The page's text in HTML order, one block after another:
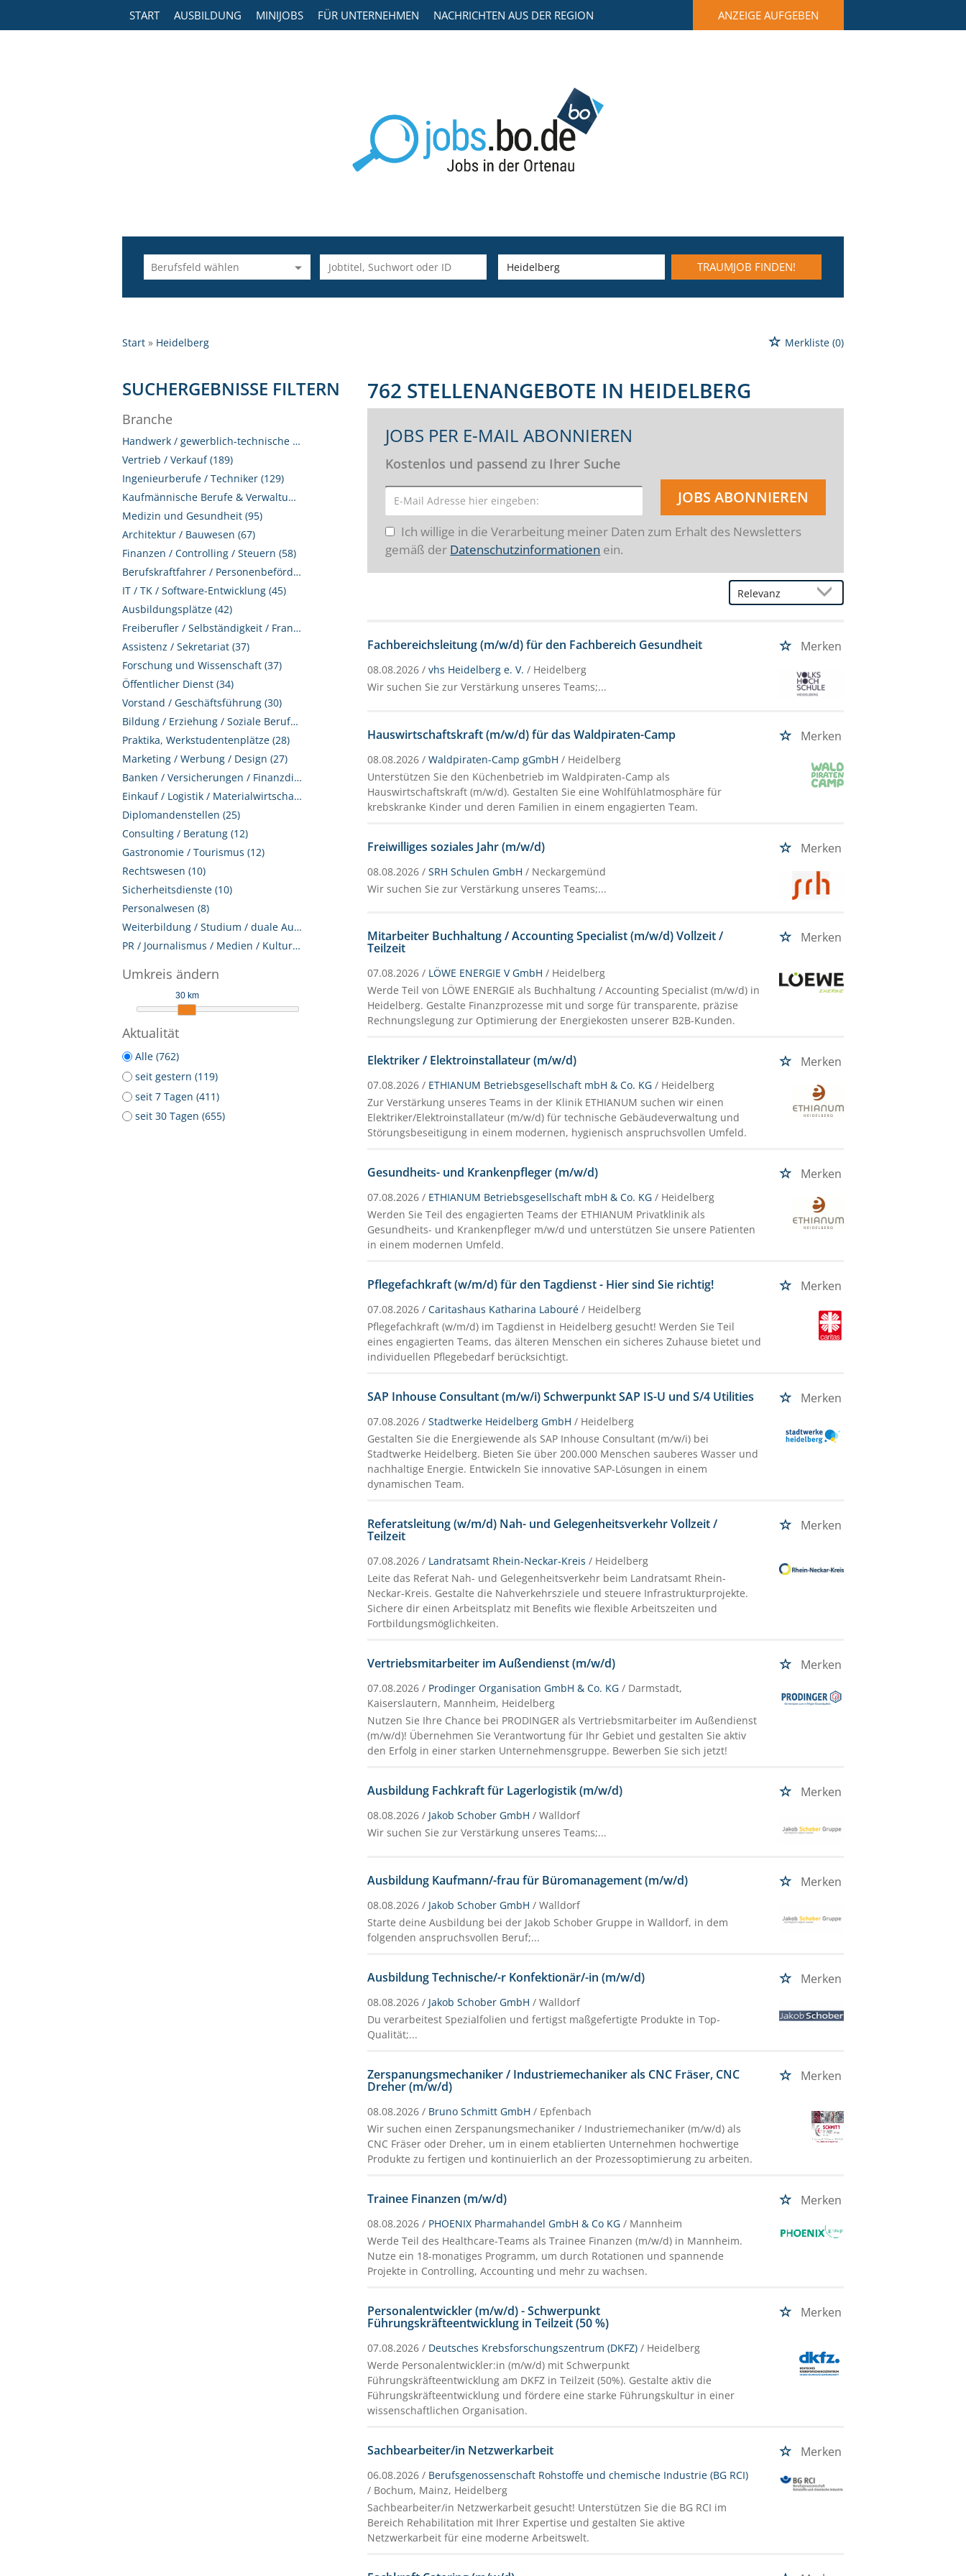
START AUSBILDUNG MINIJOBS FÜR UNTERNEHMEN NACHRICHTEN AUS DER REGION ANZEIGE AUFGEBEN
TRAUMJOB FINDEN!
Start Heidelberg Merkliste (0)
SUCHERGEBNISSE FILTERN
Branche
Handwerk / gewerblich-technische Berufe (196)
Vertrieb / Verkauf (189)
Ingenieurberufe / Techniker (129)
Kaufmännische Berufe & Verwaltung (124)
Medizin und Gesundheit (95)
Architektur / Bauwesen (67)
Finanzen / Controlling / Steuern (58)
Berufskraftfahrer / Personenbeförderung (Land, Wasser, Luft) (57)
IT / TK / Software-Entwicklung (45)
Ausbildungsplätze (42)
Freiberufler / Selbständigkeit / Franchise (41)
Assistenz / Sekretariat (37)
Forschung und Wissenschaft (37)
Öffentlicher Dienst (34)
Vorstand / Geschäftsführung (30)
Bildung / Erziehung / Soziale Berufe (30)
Praktika, Werkstudentenplätze (28)
Marketing / Werbung / Design (27)
Banken / Versicherungen / Finanzdienstleister (26)
Einkauf / Logistik / Materialwirtschaft (26)
Diplomandenstellen (25)
Consulting / Beratung (12)
Gastronomie / Tourismus (12)
Rechtswesen (10)
Sicherheitsdienste (10)
Personalwesen (8)
Weiterbildung / Studium / duale Ausbildung (6)
PR / Journalismus / Medien / Kultur (4)
Umkreis ändern
30 km
Aktualität
Alle (762)
seit gestern (119)
seit 7 Tagen (411)
seit 30 Tagen (655)
762 STELLENANGEBOTE IN HEIDELBERG
JOBS PER E-MAIL ABONNIEREN
Kostenlos und passend zu Ihrer Suche
JOBS ABONNIEREN
Ich willige in die Verarbeitung meiner Daten zum Erhalt des Newsletters
gemäß der Datenschutzinformationen ein.
Fachbereichsleitung (m/w/d) für den Fachbereich Gesundheit Merken
08.08.2026 /vhs Heidelberg e. V. / Heidelberg
Wir suchen Sie zur Verstärkung unseres Teams;...
Hauswirtschaftskraft (m/w/d) für das Waldpiraten-Camp Merken
08.08.2026 /Waldpiraten-Camp gGmbH / Heidelberg
Unterstützen Sie den Küchenbetrieb im Waldpiraten-Camp als
Hauswirtschaftskraft (m/w/d). Gestalten Sie eine Wohlfühlatmosphäre für
krebskranke Kinder und deren Familien in einem engagierten Team.
Freiwilliges soziales Jahr (m/w/d) Merken
08.08.2026 /SRH Schulen GmbH / Neckargemünd
Wir suchen Sie zur Verstärkung unseres Teams;...
Mitarbeiter Buchhaltung / Accounting Specialist (m/w/d) Vollzeit /
Teilzeit
Merken
07.08.2026 / LÖWE ENERGIE V GmbH / Heidelberg
Werde Teil von LÖWE ENERGIE als Buchhaltung / Accounting Specialist (m/w/d) in
Heidelberg. Gestalte Finanzprozesse mit und sorge für transparente, präzise
Rechnungslegung zur Optimierung der Energiekosten unserer B2B-Kunden.
Elektriker / Elektroinstallateur (m/w/d) Merken
07.08.2026 / ETHIANUM Betriebsgesellschaft mbH & Co. KG / Heidelberg
Zur Verstärkung unseres Teams in der Klinik ETHIANUM suchen wir einen
Elektriker/Elektroinstallateur (m/w/d) für technische Gebäudeverwaltung und
Störungsbeseitigung in einem modernen, hygienisch anspruchsvollen Umfeld.
Gesundheits- und Krankenpfleger (m/w/d) Merken
07.08.2026 / ETHIANUM Betriebsgesellschaft mbH & Co. KG / Heidelberg
Werden Sie Teil des engagierten Teams der ETHIANUM Privatklinik als
Gesundheits- und Krankenpfleger m/w/d und unterstützen Sie unsere Patienten
in einem modernen Umfeld.
Pflegefachkraft (w/m/d) für den Tagdienst - Hier sind Sie richtig! Merken
07.08.2026 /Caritashaus Katharina Labouré / Heidelberg
Pflegefachkraft (w/m/d) im Tagdienst in Heidelberg gesucht! Werden Sie Teil
eines engagierten Teams, das älteren Menschen ein sicheres Zuhause bietet und
individuellen Pflegebedarf berücksichtigt.
SAP Inhouse Consultant (m/w/i) Schwerpunkt SAP IS-U und S/4 Utilities Merken
07.08.2026 /Stadtwerke Heidelberg GmbH / Heidelberg
Gestalten Sie die Energiewende als SAP Inhouse Consultant (m/w/i) bei
Stadtwerke Heidelberg. Bieten Sie über 200.000 Menschen sauberes Wasser und
nachhaltige Energie. Entwickeln Sie innovative SAP-Lösungen in einem
dynamischen Team.
Referatsleitung (w/m/d) Nah- und Gelegenheitsverkehr Vollzeit /
Teilzeit
Merken
07.08.2026 / Landratsamt Rhein-Neckar-Kreis / Heidelberg
Leite das Referat Nah- und Gelegenheitsverkehr beim Landratsamt Rhein-
Neckar-Kreis. Gestalte die Nahverkehrsziele und steuere Infrastrukturprojekte.
Sichere dir einen Arbeitsplatz mit Benefits wie flexible Arbeitszeiten und
Fortbildungsmöglichkeiten.
Vertriebsmitarbeiter im Außendienst (m/w/d) Merken
07.08.2026 / Prodinger Organisation GmbH & Co. KG / Darmstadt,
Kaiserslautern, Mannheim, Heidelberg
Nutzen Sie Ihre Chance bei PRODINGER als Vertriebsmitarbeiter im Außendienst
(m/w/d)! Übernehmen Sie Verantwortung für Ihr Gebiet und gestalten Sie aktiv
den Erfolg in einer starken Unternehmensgruppe. Bewerben Sie sich jetzt!
Ausbildung Fachkraft für Lagerlogistik (m/w/d) Merken
08.08.2026 / Jakob Schober GmbH / Walldorf
Wir suchen Sie zur Verstärkung unseres Teams;...
Ausbildung Kaufmann/-frau für Büromanagement (m/w/d) Merken
08.08.2026 / Jakob Schober GmbH / Walldorf
Starte deine Ausbildung bei der Jakob Schober Gruppe in Walldorf, in dem
folgenden anspruchsvollen Beruf;...
Ausbildung Technische/-r Konfektionär/-in (m/w/d) Merken
08.08.2026 / Jakob Schober GmbH / Walldorf
Du verarbeitest Spezialfolien und fertigst maßgefertigte Produkte in Top-
Qualität;...
Zerspanungsmechaniker / Industriemechaniker als CNC Fräser, CNC
Dreher (m/w/d)
Merken
08.08.2026 / Bruno Schmitt GmbH / Epfenbach
Wir suchen einen Zerspanungsmechaniker / Industriemechaniker (m/w/d) als
CNC Fräser oder Dreher, um in einem etablierten Unternehmen hochwertige
Produkte zu fertigen und kontinuierlich an der Prozessoptimierung zu arbeiten.
Trainee Finanzen (m/w/d) Merken
08.08.2026 / PHOENIX Pharmahandel GmbH & Co KG / Mannheim
Werde Teil des Healthcare-Teams als Trainee Finanzen (m/w/d) in Mannheim.
Nutze ein 18-monatiges Programm, um durch Rotationen und spannende
Projekte in Controlling, Accounting und mehr zu wachsen.
Personalentwickler (m/w/d) - Schwerpunkt
Führungskräfteentwicklung in Teilzeit (50 %)
Merken
07.08.2026 / Deutsches Krebsforschungszentrum (DKFZ) / Heidelberg
Werde Personalentwickler:in (m/w/d) mit Schwerpunkt
Führungskräfteentwicklung am DKFZ in Teilzeit (50%). Gestalte aktiv die
Führungskräfteentwicklung und fördere eine starke Führungskultur in einer
wissenschaftlichen Organisation.
Sachbearbeiter/in Netzwerkarbeit Merken
06.08.2026 / Berufsgenossenschaft Rohstoffe und chemische Industrie (BG RCI)
/ Bochum, Mainz, Heidelberg
Sachbearbeiter/in Netzwerkarbeit gesucht! Unterstützen Sie die BG RCI im
Bereich Rehabilitation mit Ihrer Expertise und gestalten Sie aktive
Netzwerkarbeit für eine moderne Arbeitswelt.